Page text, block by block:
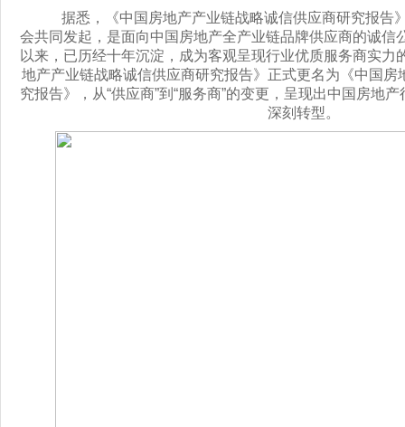
据悉，《中国房地产产业链战略诚信供应商研究报告
会共同发起，是面向中国房地产全产业链品牌供应商的诚信
以来，已历经十年沉淀，成为客观呈现行业优质服务商实力
地产产业链战略诚信供应商研究报告》正式更名为《中国房
究报告》，从“供应商”到“服务商”的变更，呈现出中国房地
深刻转型。